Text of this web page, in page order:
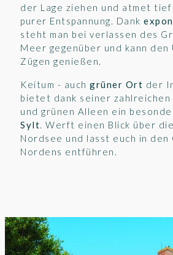
der Lage ziehen und atmet
purer Entspannung. Dank
steht man bei verlassen des
Meer gegenüber und kann den
Zügen genießen.
Keitum - auch grüner Ort der
bietet dank seiner zahlreichen
und grünen Alleen ein
Sylt. Werft einen Blick über
Nordsee und lasst euch in den
Nordens entführen.